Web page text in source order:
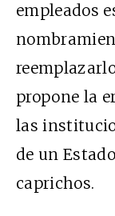
empleados
propone la
las
de un
caprichos.